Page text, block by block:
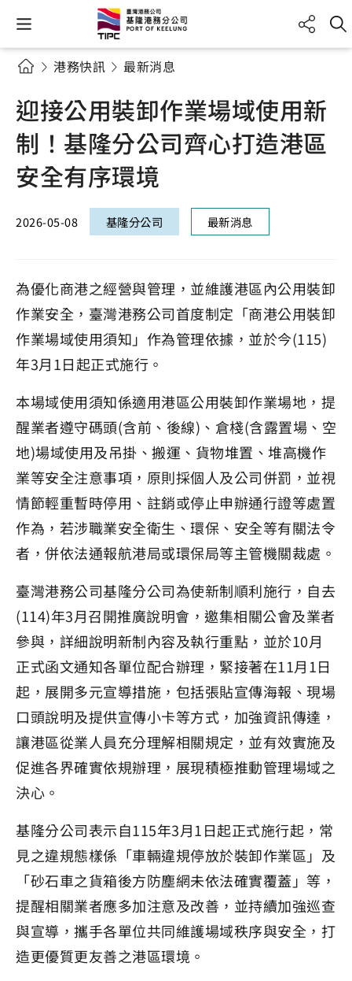
港務快訊 最新消息
迎接公用裝卸作業場域使用新
制！基隆分公司齊心打造港區
安全有序環境
2026-05-08 基隆分公司 最新消息
為優化商港之經營與管理，並維護港區內公用裝卸
作業安全，臺灣港務公司首度制定「商港公用裝卸
作業場域使用須知」作為管理依據，並於今(115)
年3月1日起正式施行。
本場域使用須知係適用港區公用裝卸作業場地，提
醒業者遵守碼頭(含前、後線)、倉棧(含露置場、空
地)場域使用及吊掛、搬運、貨物堆置、堆高機作
業等安全注意事項，原則採個人及公司併罰，並視
情節輕重暫時停用、註銷或停止申辦通行證等處置
作為，若涉職業安全衛生、環保、安全等有關法令
者，併依法通報航港局或環保局等主管機關裁處。
臺灣港務公司基隆分公司為使新制順利施行，自去
(114)年3月召開推廣說明會，邀集相關公會及業者
參與，詳細說明新制內容及執行重點，並於10月
正式函文通知各單位配合辦理，緊接著在11月1日
起，展開多元宣導措施，包括張貼宣傳海報、現場
口頭說明及提供宣傳小卡等方式，加強資訊傳達，
讓港區從業人員充分理解相關規定，並有效實施及
促進各界確實依規辦理，展現積極推動管理場域之
決心。
基隆分公司表示自115年3月1日起正式施行起，常
見之違規態樣係「車輛違規停放於裝卸作業區」及
「砂石車之貨箱後方防塵網未依法確實覆蓋」等，
提醒相關業者應多加注意及改善，並持續加強巡查
與宣導，攜手各單位共同維護場域秩序與安全，打
造更優質更友善之港區環境。